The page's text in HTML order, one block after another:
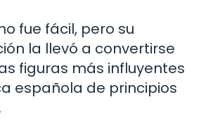
fue fácil, pero su
la llevó a convertirse
figuras más influyentes
española de principios